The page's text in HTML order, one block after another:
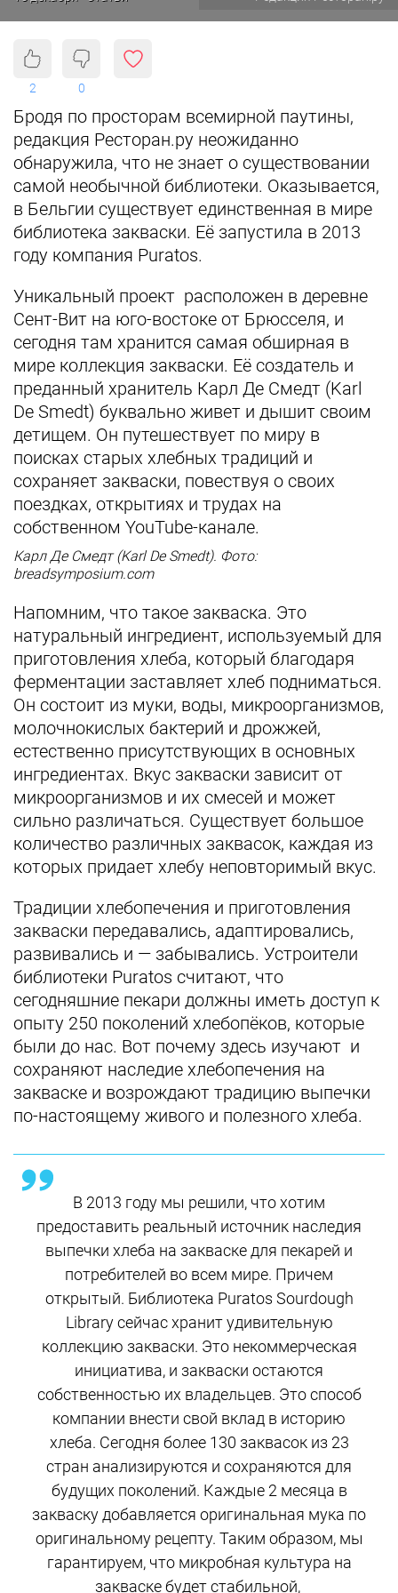
2 0
Бродя по просторам всемирной паутины,
редакция Ресторан.ру неожиданно
обнаружила, что не знает о существовании
самой необычной библиотеки. Оказывается,
в Бельгии существует единственная в мире
библиотека закваски. Её запустила в 2013
году компания Puratos.
Уникальный проект расположен в деревне
Сент-Вит на юго-востоке от Брюсселя, и
сегодня там хранится самая обширная в
мире коллекция закваски. Её создатель и
преданный хранитель Карл Де Смедт (Karl
De Smedt) буквально живет и дышит своим
детищем. Он путешествует по миру в
поисках старых хлебных традиций и
сохраняет закваски, повествуя о своих
поездках, открытиях и трудах на
собственном YouTube-канале.
Карл Де Смедт (Karl De Smedt). Фото:
breadsymposium.com
Напомним, что такое закваска. Это
натуральный ингредиент, используемый для
приготовления хлеба, который благодаря
ферментации заставляет хлеб подниматься.
Он состоит из муки, воды, микроорганизмов,
молочнокислых бактерий и дрожжей,
естественно присутствующих в основных
ингредиентах. Вкус закваски зависит от
микроорганизмов и их смесей и может
сильно различаться. Существует большое
количество различных заквасок, каждая из
которых придает хлебу неповторимый вкус.
Традиции хлебопечения и приготовления
закваски передавались, адаптировались,
развивались и — забывались. Устроители
библиотеки Puratos считают, что
сегодняшние пекари должны иметь доступ к
опыту 250 поколений хлебопёков, которые
были до нас. Вот почему здесь изучают и
сохраняют наследие хлебопечения на
закваске и возрождают традицию выпечки
по-настоящему живого и полезного хлеба.
В 2013 году мы решили, что хотим
предоставить реальный источник наследия
выпечки хлеба на закваске для пекарей и
потребителей во всем мире. Причем
открытый. Библиотека Puratos Sourdough
Library сейчас хранит удивительную
коллекцию закваски. Это некоммерческая
инициатива, и закваски остаются
собственностью их владельцев. Это способ
компании внести свой вклад в историю
хлеба. Сегодня более 130 заквасок из 23
стран анализируются и сохраняются для
будущих поколений. Каждые 2 месяца в
закваску добавляется оригинальная мука по
оригинальному рецепту. Таким образом, мы
гарантируем, что микробная культура на
закваске будет стабильной,